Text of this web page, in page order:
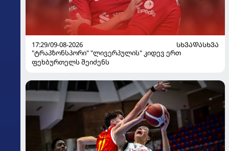
17:29/09-08-2026
ᲡᲮᲕᲐᲓᲐᲡᲮᲕᲐ
"ტრაპზონსპორი" "ლივერპულის" კიდევ ერთ
ფეხბურთელს შეიძენს